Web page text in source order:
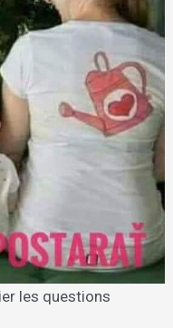
les questions